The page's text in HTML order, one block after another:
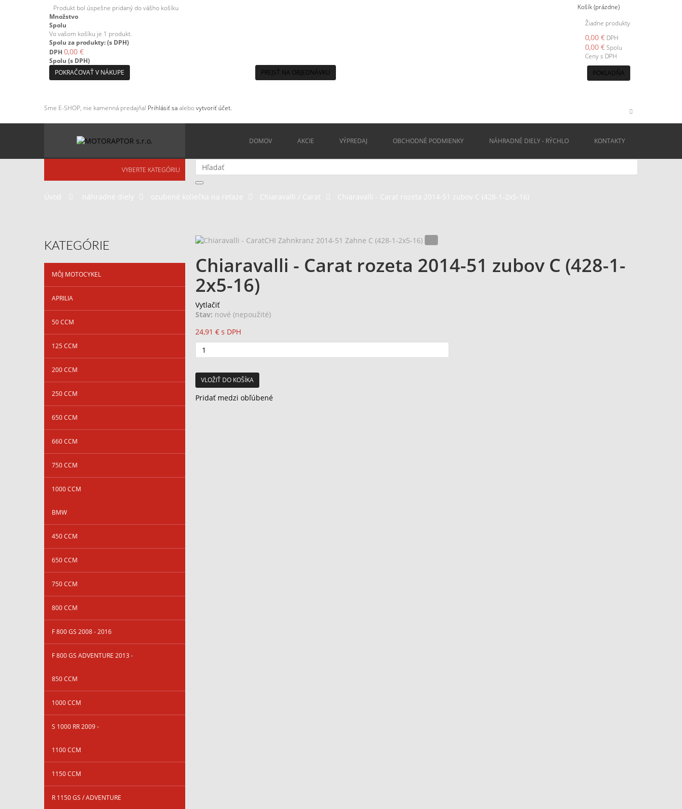
Košík(prázdne)
Žiadne produkty
0,00 € DPH
0,00 €Spolu
Ceny s DPH
POKLADŇA
Produkt bol úspešne pridaný do vášho košíku
Množstvo
Spolu
Vo vašom košíku je 1 produkt.
Spolu za produkty: (s DPH)
DPH 0,00 €
Spolu (s DPH)
POKRAČOVAŤ V NÁKUPE
PREJSŤ NA OBJEDNÁVKU
Sme E-SHOP, nie kamenná predajňa! Prihlásiť saalebovytvoriť účet.
DOMOV AKCIE VÝPREDAJ OBCHODNÉ PODMIENKY NÁHRADNÉ DIELY - RÝCHLO KONTAKTY
VYBERTE KATEGÓRIU
Úvod náhradné diely ozubené koliečka na reťaze Chiaravalli / Carat Chiaravalli - Carat rozeta 2014-51 zubov C (428-1-2x5-16)
KATEGÓRIE
MÔJ MOTOCYKEL
APRILIA
50 CCM
125 CCM
200 CCM
250 CCM
650 CCM
660 CCM
750 CCM
1000 CCM
BMW
450 CCM
650 CCM
750 CCM
800 CCM
F 800 GS 2008 - 2016
F 800 GS ADVENTURE 2013 -
850 CCM
1000 CCM
S 1000 RR 2009 -
1100 CCM
1150 CCM
R 1150 GS / ADVENTURE
Chiaravalli - Carat rozeta 2014-51 zubov C (428-1-
2x5-16)
Vytlačiť
Stav: nové (nepoužité)
24,91 €s DPH
VLOŽIŤ DO KOŠÍKA
Pridať medzi obľúbené